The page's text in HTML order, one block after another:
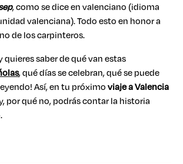
, como se dice en valenciano (idioma
valenciana). Todo esto en honor a
de los carpinteros.
quieres saber de qué van estas
, qué días se celebran, qué se puede
Así, en tu próximoviaje a Valencia
por qué no, podrás contar la historia